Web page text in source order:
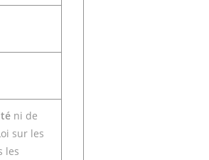
ni de
sur les
les